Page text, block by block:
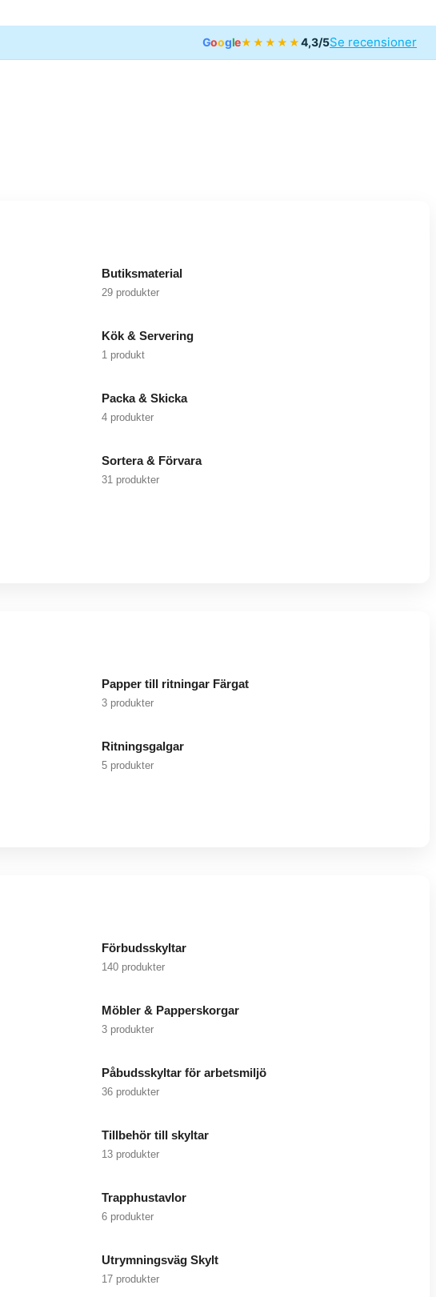
Google★★★★★4,3/5Se recensioner
Butiksmaterial
29 produkter
Kök & Servering
1 produkt
Packa & Skicka
4 produkter
Sortera & Förvara
31 produkter
Papper till ritningar Färgat
3 produkter
Ritningsgalgar
5 produkter
Förbudsskyltar
140 produkter
Möbler & Papperskorgar
3 produkter
Påbudsskyltar för arbetsmiljö
36 produkter
Tillbehör till skyltar
13 produkter
Trapphustavlor
6 produkter
Utrymningsväg Skylt
17 produkter